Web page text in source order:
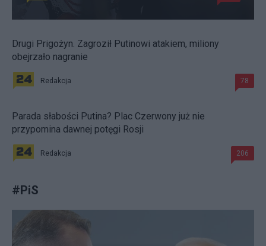
Drugi Prigożyn. Zagroził Putinowi atakiem, miliony
obejrzało nagranie
Redakcja 78
Parada słabości Putina? Plac Czerwony już nie
przypomina dawnej potęgi Rosji
Redakcja 206
#PiS